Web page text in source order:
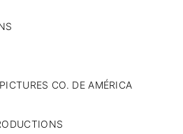
CO. DE AMÉRICA